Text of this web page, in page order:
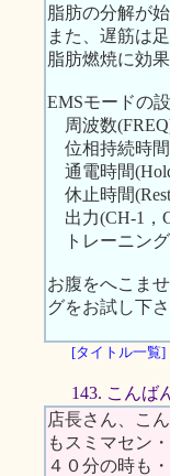
脂肪の分解が
また、遅筋は
脂肪燃焼に効
EMSモードの
周波数
位相持続時間
通電時間
休止時間
出力(CH-1，
トレーニング
お腹をへこま
グをお試し下さ
[タイトル一覧]
143. こんば
店長さん、こ
もスミマセン
４０分の時も